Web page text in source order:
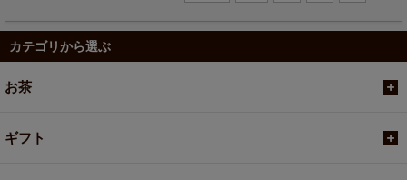
カテゴリから選ぶ
お茶
ギフト